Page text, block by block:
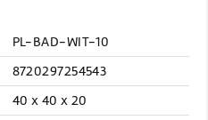
PL-BAD-WIT-10
8720297254543
40 x 40 x 20